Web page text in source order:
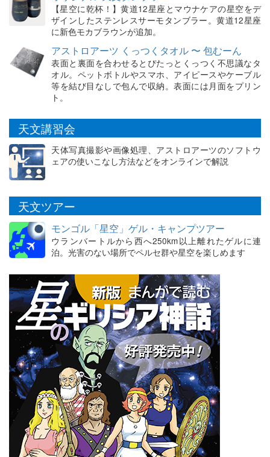
【星空に乾杯！】黄道12星座とマウナケアの星空をデ
ザインしたステンレスサーモタンブラー。黄道12星座
に新色モカブラウンが追加。
アストロアーツ くっつくタオル 〜 包むーん
表面と裏面を合わせるとぴたっとくっつく不思議なタ
オル。ペットボトルやスマホ、アイピースやケーブル
等を結び目なしで包んで収納。表面には月面をプリン
ト。
天文講習会
天体写真撮影や画像処理、アストロアーツのソフトウ
ェアの使いこなし方法などをオンラインで解説
天文ツアー
モンゴル「星空」ゲル・キャンプツアー
ウランバートルから西へ250km以上離れたゲルに連
泊。光害のない場所でペルセ群や星空を楽しめます